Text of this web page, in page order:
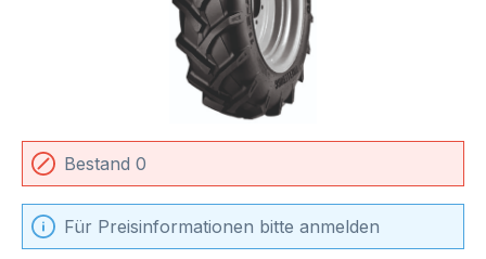
Bestand 0
Für Preisinformationen bitte anmelden